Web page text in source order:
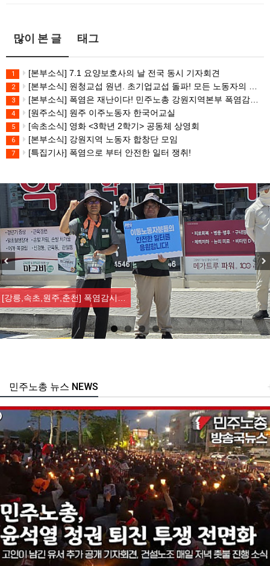
많이 본 글 태그
1 [본부소식] 7.1 요양보호사의 날 전국 동시 기자회견
2 [본부소식] 원청교섭 원년. 초기업교섭 돌파! 모든 노동자의 노동기본권 쟁취! 민주노총 7.15 총파업대회
3 [본부소식] 폭염은 재난이다! 민주노총 강원지역본부 폭염감시단 선포 기자회견
4 [원주소식] 원주 이주노동자 한국어교실
5 [속초소식] 영화 <3학년 2학기> 공동체 상영회
6 [본부소식] 강원지역 노동자 합창단 모임
7 [특집기사] 폭염으로 부터 안전한 일터 쟁취!
[강릉,속초,원주,춘천] 폭염감시…
주노총 뉴스 NEWS